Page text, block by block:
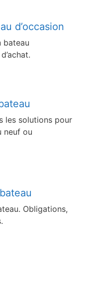
d’occasion
bateau
les solutions pour
neuf ou
Obligations,